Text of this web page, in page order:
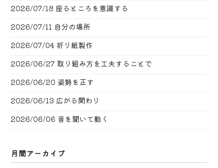
2026/07/18 座るところを意識する
2026/07/11 自分の場所
2026/07/04 折り紙製作
2026/06/27 取り組み方を工夫することで
2026/06/20 姿勢を正す
2026/06/13 広がる関わり
2026/06/06 音を聞いて動く
月間アーカイブ